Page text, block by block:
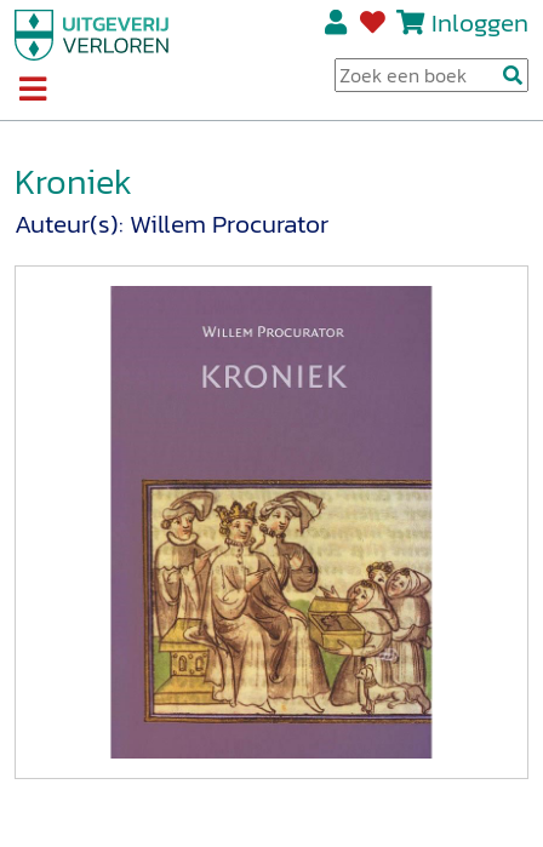
Inloggen
Kroniek
Auteur(s): Willem Procurator